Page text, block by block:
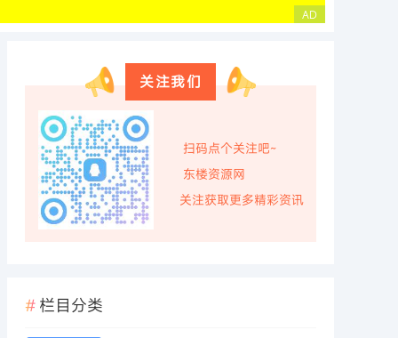
关注我们
扫码点个关注吧~
东楼资源网
关注获取更多精彩资讯
栏目分类